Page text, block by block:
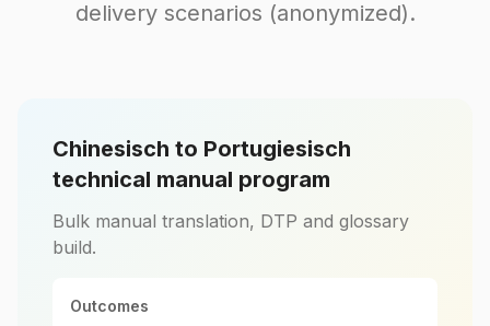
delivery scenarios (anonymized).
Chinesisch to Portugiesisch
technical manual program
Bulk manual translation, DTP and glossary
build.
Outcomes